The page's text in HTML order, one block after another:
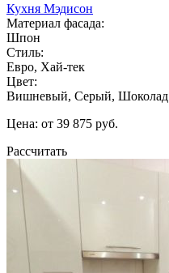
Кухня Мэдисон
Материал фасада:
Шпон
Стиль:
Евро, Хай-тек
Цвет:
Вишневый, Серый, Шоколад
Цена: от 39 875 руб.
Рассчитать